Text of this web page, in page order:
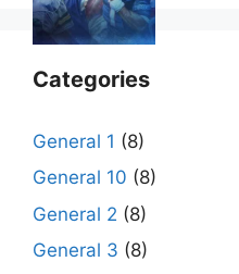
Categories
General 1 (8)
General 10 (8)
General 2 (8)
General 3 (8)